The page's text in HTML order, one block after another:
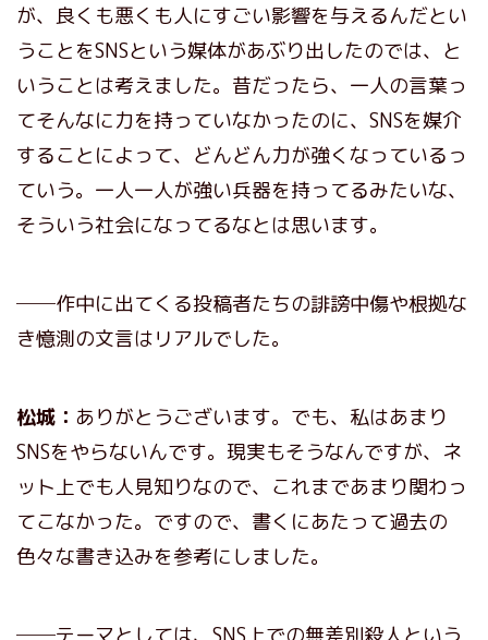
が、良くも悪くも人にすごい影響を与えるんだとい
うことをSNSという媒体があぶり出したのでは、と
いうことは考えました。昔だったら、一人の言葉っ
てそんなに力を持っていなかったのに、SNSを媒介
することによって、どんどん力が強くなっているっ
ていう。一人一人が強い兵器を持ってるみたいな、
そういう社会になってるなとは思います。
──作中に出てくる投稿者たちの誹謗中傷や根拠な
き憶測の文言はリアルでした。
松城： ありがとうございます。でも、私はあまり
SNSをやらないんです。現実もそうなんですが、ネ
ット上でも人見知りなので、これまであまり関わっ
てこなかった。ですので、書くにあたって過去の
色々な書き込みを参考にしました。